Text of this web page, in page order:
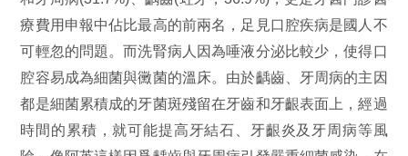
療費用申報中佔比最高的前兩名，足見口腔疾病是國人不
可輕忽的問題。而洗腎病人因為唾液分泌比較少，使得口
腔容易成為細菌與黴菌的溫床。由於齲齒、牙周病的主因
都是細菌累積成的牙菌斑殘留在牙齒和牙齦表面上，經過
時間的累積，就可能提高牙結石、牙齦炎及牙周病等風